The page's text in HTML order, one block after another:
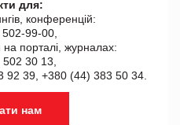
для:
конференцій:
99-00,
порталі, журналах:
30 13,
92 39, +380 (44) 383 50 34.
нам